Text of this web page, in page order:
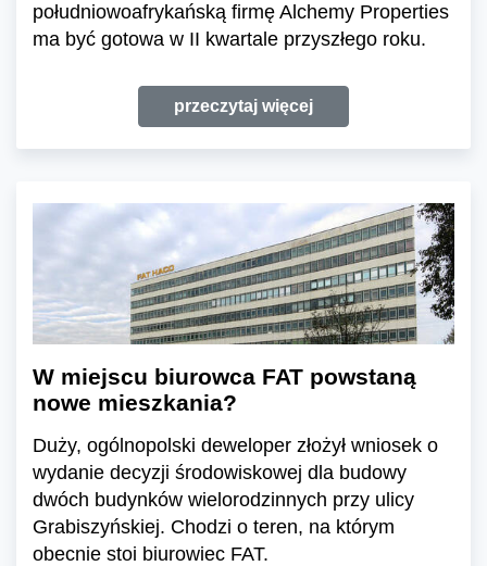
południowoafrykańską firmę Alchemy Properties
ma być gotowa w II kwartale przyszłego roku.
przeczytaj więcej
W miejscu biurowca FAT powstaną
nowe mieszkania?
Duży, ogólnopolski deweloper złożył wniosek o
wydanie decyzji środowiskowej dla budowy
dwóch budynków wielorodzinnych przy ulicy
Grabiszyńskiej. Chodzi o teren, na którym
obecnie stoi biurowiec FAT.